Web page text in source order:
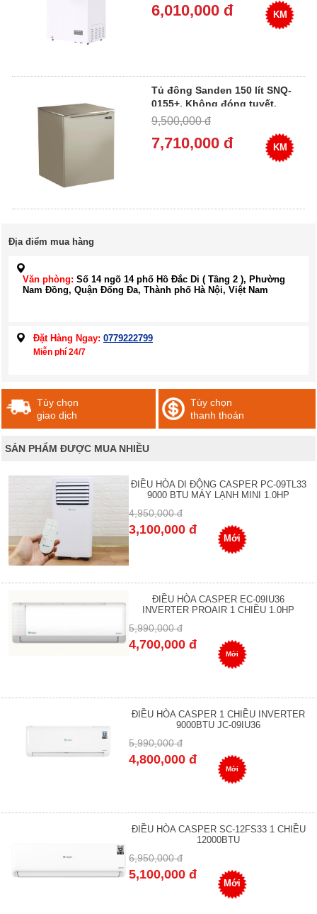
6,010,000 đ KM
Tủ đông Sanden 150 lít SNQ-
0155+, Không đóng tuyết.
Cao cấp
9,500,000 đ
7,710,000 đ KM
Địa điểm mua hàng
Văn phòng: Số 14 ngõ 14 phố Hồ Đắc Di ( Tầng 2 ), Phường
Nam Đồng, Quận Đống Đa, Thành phố Hà Nội, Việt Nam
Đặt Hàng Ngay: 0779222799
Miễn phí 24/7
Tùy chọn
giao dịch
Tùy chọn
thanh thoán
SẢN PHẨM ĐƯỢC MUA NHIỀU
ĐIỀU HÒA DI ĐỘNG CASPER PC-09TL33
9000 BTU MÁY LẠNH MINI 1.0HP
4,950,000 đ
3,100,000 đ
Mới
ĐIỀU HÒA CASPER EC-09IU36
INVERTER PROAIR 1 CHIỀU 1.0HP
5,990,000 đ
4,700,000 đ
Mới
ĐIỀU HÒA CASPER 1 CHIỀU INVERTER
9000BTU JC-09IU36
5,990,000 đ
4,800,000 đ
Mới
ĐIỀU HÒA CASPER SC-12FS33 1 CHIỀU
12000BTU
6,950,000 đ
5,100,000 đ
Mới